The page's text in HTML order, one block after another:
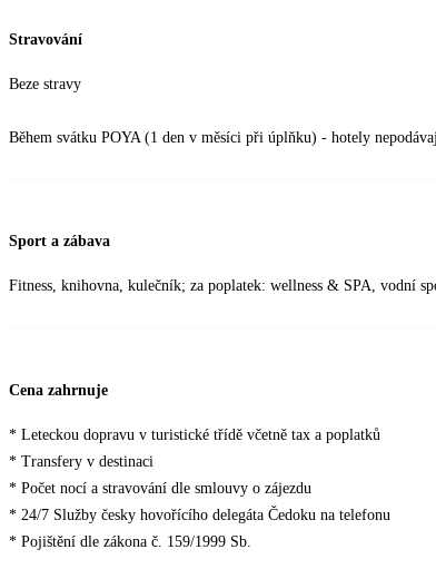
Stravování
Beze stravy
Během svátku POYA (1 den v měsíci při úplňku) - hotely
Sport a zábava
Fitness, knihovna, kulečník; za poplatek: wellness & SPA, vodní
Cena zahrnuje
* Leteckou dopravu v turistické třídě včetně tax a poplatků
* Transfery v destinaci
* Počet nocí a stravování dle smlouvy o zájezdu
* 24/7 Služby česky hovořícího delegáta Čedoku na telefonu
* Pojištění dle zákona č. 159/1999 Sb.